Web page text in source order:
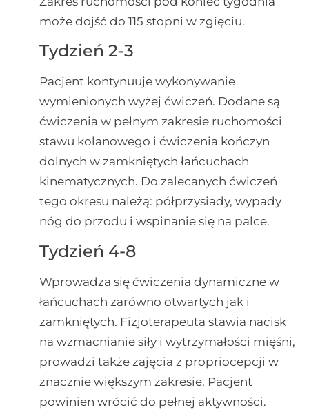
może dojść do 115 stopni w zgięciu.
Tydzień 2-3
Pacjent kontynuuje wykonywanie
wymienionych wyżej ćwiczeń. Dodane są
ćwiczenia w pełnym zakresie ruchomości
stawu kolanowego i ćwiczenia kończyn
dolnych w zamkniętych łańcuchach
kinematycznych. Do zalecanych ćwiczeń
tego okresu należą: półprzysiady, wypady
nóg do przodu i wspinanie się na palce.
Tydzień 4-8
Wprowadza się ćwiczenia dynamiczne w
łańcuchach zarówno otwartych jak i
zamkniętych. Fizjoterapeuta stawia nacisk
na wzmacnianie siły i wytrzymałości mięśni,
prowadzi także zajęcia z propriocepcji w
znacznie większym zakresie. Pacjent
powinien wrócić do pełnej aktywności.